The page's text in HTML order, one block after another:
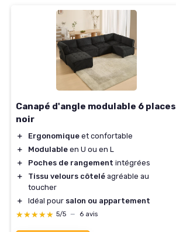
Canapé d'angle modulable 6 places
noir
＋ Ergonomique et confortable
＋
Modulable en U ou en L
＋
Poches de rangement intégrées
＋
Tissu velours côtelé agréable au
toucher
＋
Idéal pour salon ou appartement
★★★★★
★★★★★ 5/5 — 6 avis